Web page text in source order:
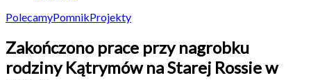
PolecamyPomnikProjekty
Zakończono prace przy nagrobku
rodziny Kątrymów na Starej Rossie w